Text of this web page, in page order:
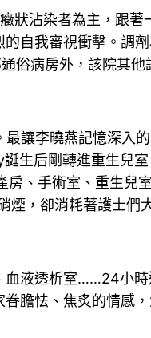
沾染者為主，跟
自我審視衝擊。調
俗病房外，該院其他
讓李曉燕記憶深入
生后剛轉進重生兒
、手術室、重生兒
，卻消耗著護士們
液透析室……24小
膽怯、焦炙的情感